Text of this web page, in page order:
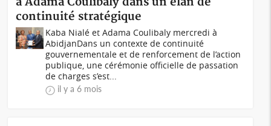
continuité stratégique
Kaba Nialé et Adama Coulibaly mercredi à
AbidjanDans un contexte de continuité
gouvernementale et de renforcement de l’action
publique, une cérémonie officielle de passation
de charges s’est...
il y a 6 mois